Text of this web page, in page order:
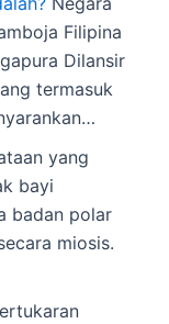
Filipina
Dilansir
termasuk
yang
bayi
badan polar
miosis.